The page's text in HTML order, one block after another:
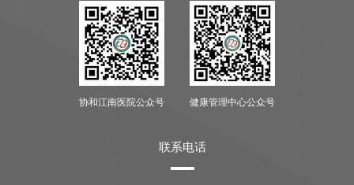
协和江南医院公众号 健康管理中心公众号
联系电话